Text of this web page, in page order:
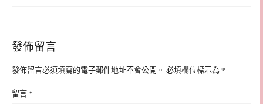
發佈留言
發佈留言必須填寫的電子郵件地址不會公開。 必填欄位標示為 *
留言 *